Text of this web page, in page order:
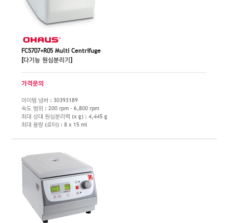
FC5707+R05 Multi Centrifuge
[다기능 원심분리기]
가격문의
아이템 넘버 : 30393189
속도 범위 : 200 rpm - 6,800 rpm
최대 상대 원심분리력 (x g) : 4,445 g
최대 용량 (로터) : 8 x 15 ml